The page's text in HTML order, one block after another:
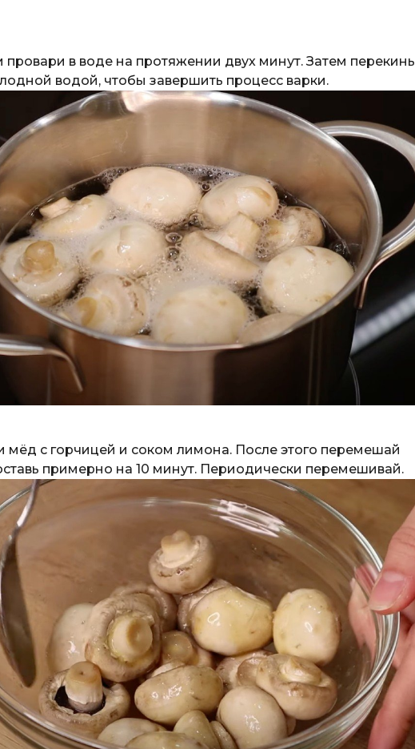
в воде на протяжении двух минут. Затем перекинь
водой, чтобы завершить процесс варки.
с горчицей и соком лимона. После этого перемешай
примерно на 10 минут. Периодически перемешивай.